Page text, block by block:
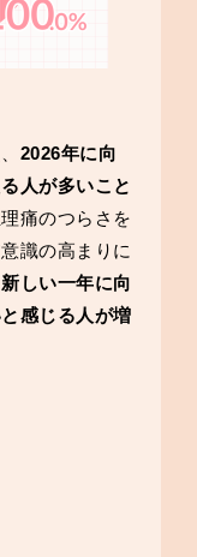
2026年に向
人が多いこと
痛のつらさを
識の高まりに
新しい一年に向
感じる人が増